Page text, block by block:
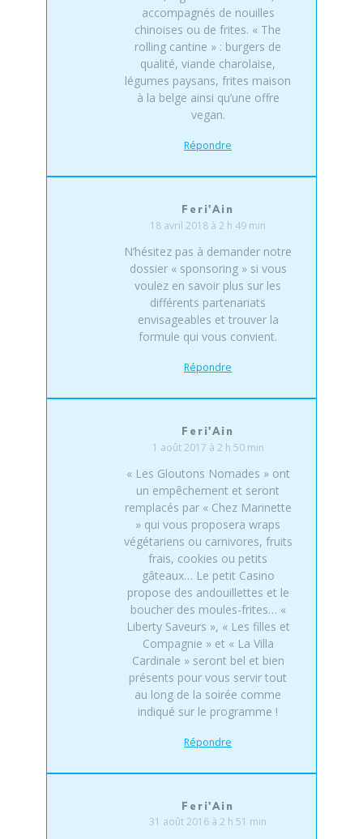
accompagnés de nouilles
chinoises ou de frites. « The
rolling cantine » : burgers de
qualité, viande charolaise,
légumes paysans, frites maison
à la belge ainsi qu’une offre
vegan.
Répondre
Feri'Ain
18 avril 2018 à 2 h 49 min
N’hésitez pas à demander notre
dossier « sponsoring » si vous
voulez en savoir plus sur les
différents partenariats
envisageables et trouver la
formule qui vous convient.
Répondre
Feri'Ain
1 août 2017 à 2 h 50 min
« Les Gloutons Nomades » ont
un empêchement et seront
remplacés par « Chez Marinette
» qui vous proposera wraps
végétariens ou carnivores, fruits
frais, cookies ou petits
gâteaux… Le petit Casino
propose des andouillettes et le
boucher des moules-frites… «
Liberty Saveurs », « Les filles et
Compagnie » et « La Villa
Cardinale » seront bel et bien
présents pour vous servir tout
au long de la soirée comme
indiqué sur le programme !
Répondre
Feri'Ain
31 août 2016 à 2 h 51 min